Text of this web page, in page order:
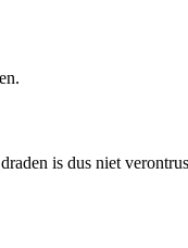
is dus niet